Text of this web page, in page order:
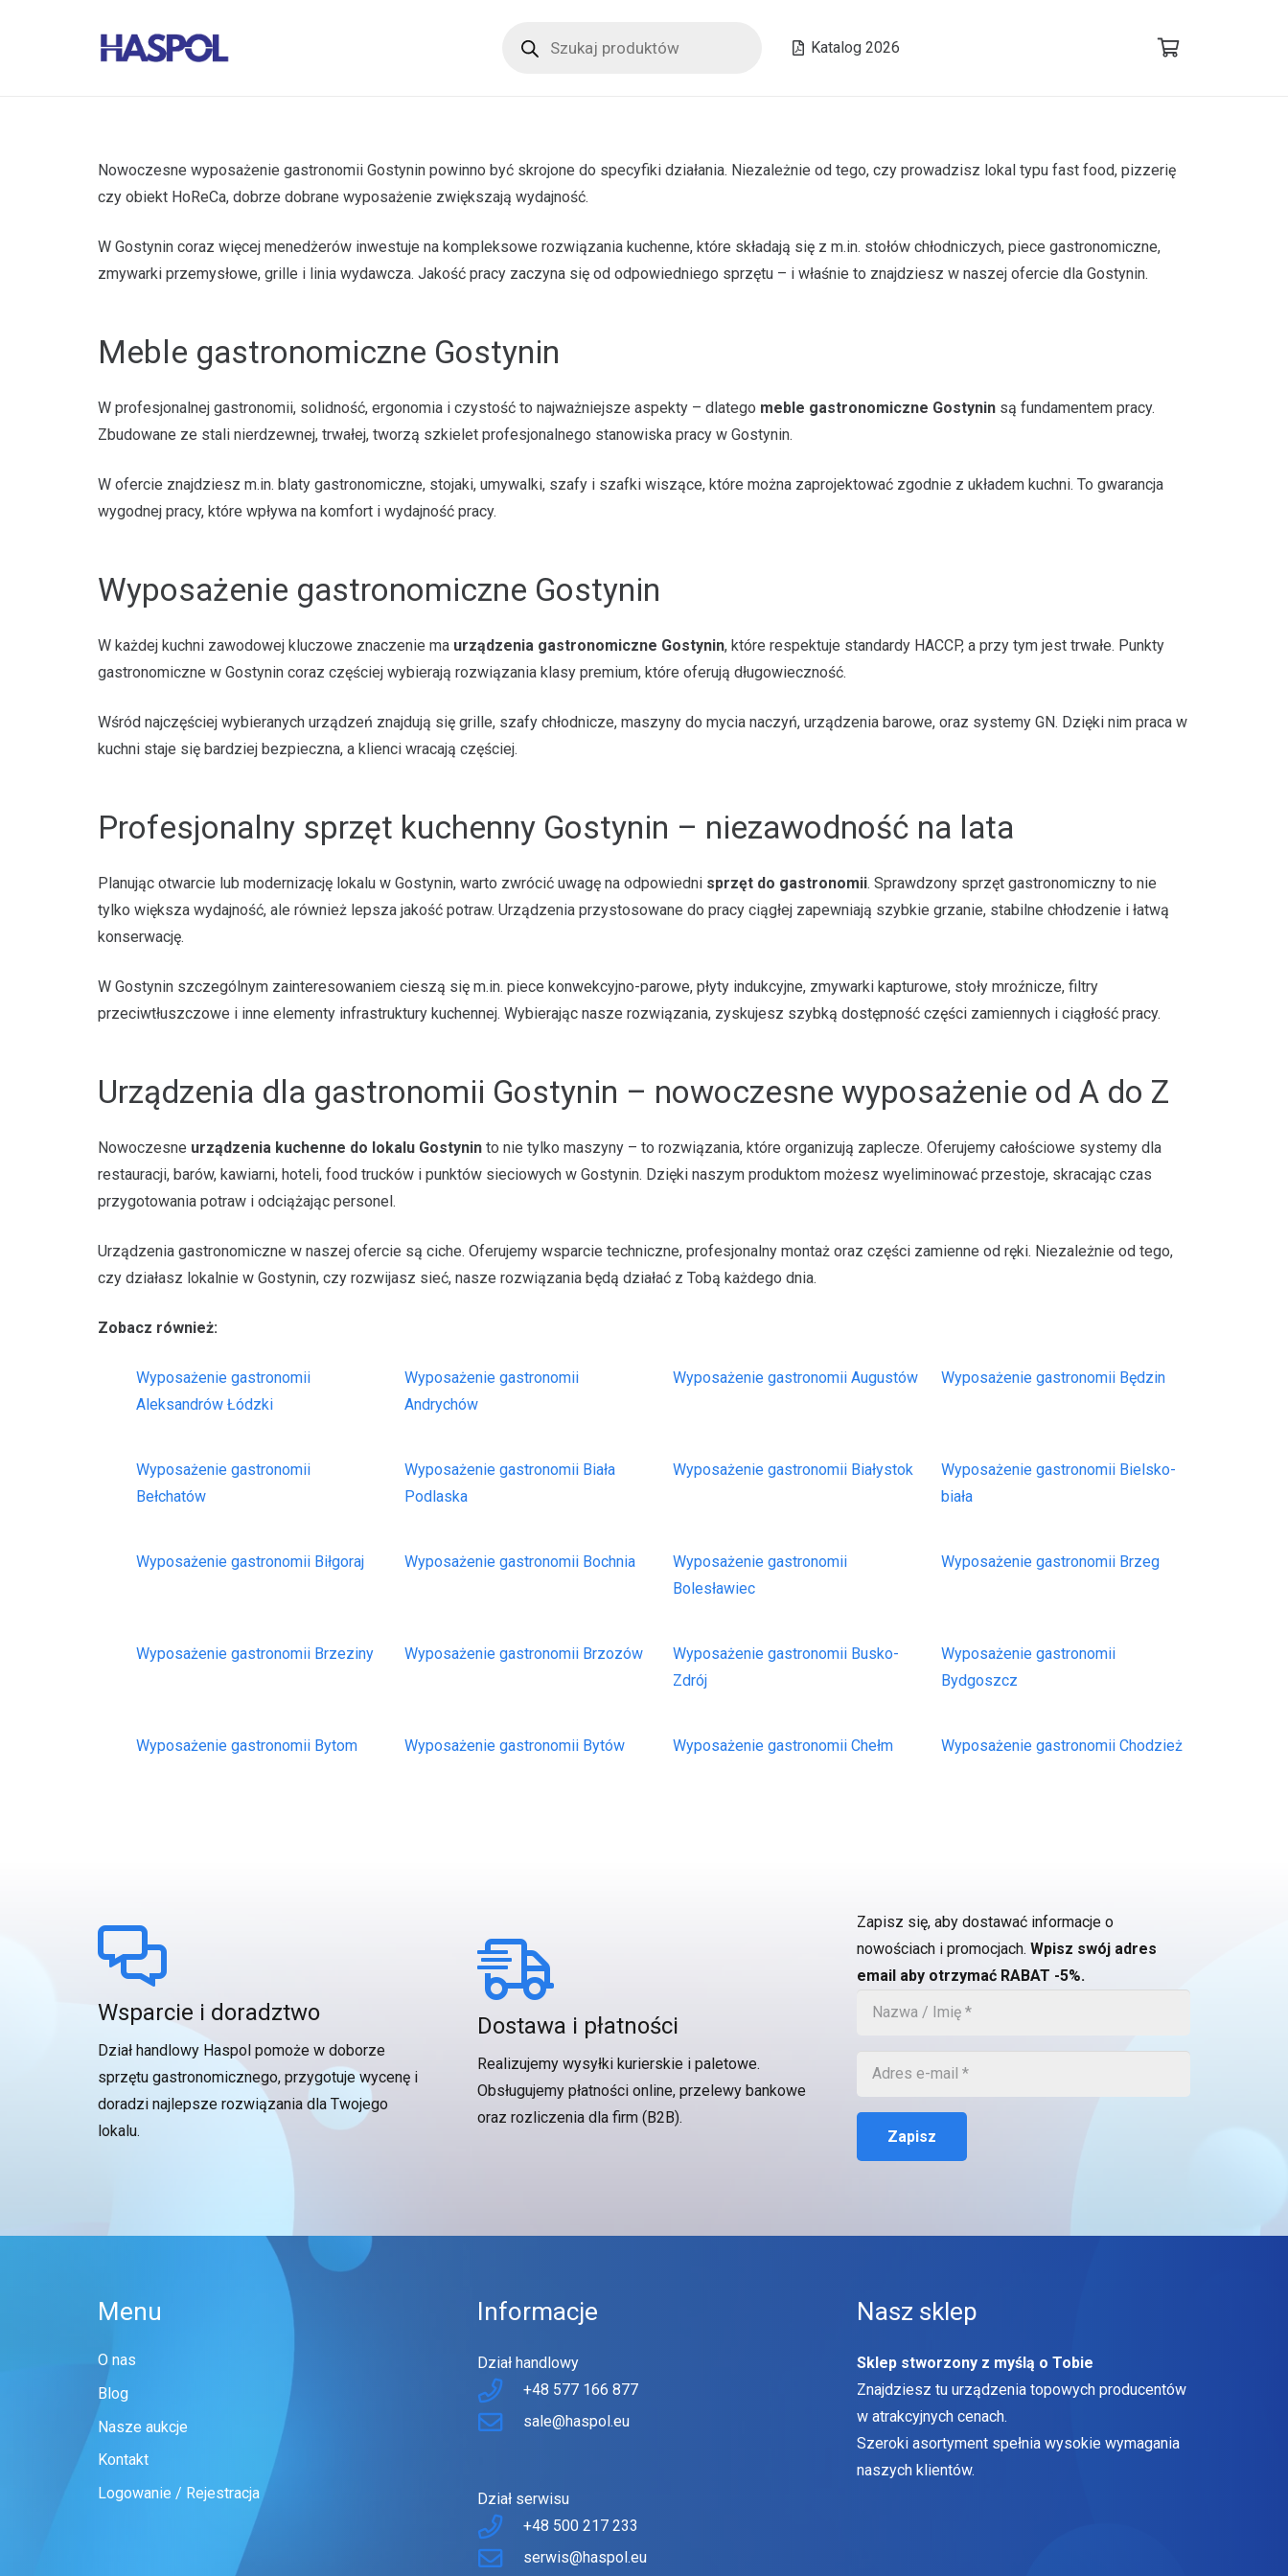
produktów
Katalog 2026
Nowoczesne wyposażenie gastronomii Gostynin powinno być skrojone do specyfiki działania. Niezależnie od tego, czy prowadzisz lokal typu fast food, pizzerię
czy obiekt HoReCa, dobrze dobrane wyposażenie zwiększają wydajność.
W Gostynin coraz więcej menedżerów inwestuje na kompleksowe rozwiązania kuchenne, które składają się z m.in. stołów chłodniczych, piece gastronomiczne,
zmywarki przemysłowe, grille i linia wydawcza. Jakość pracy zaczyna się od odpowiedniego sprzętu – i właśnie to znajdziesz w naszej ofercie dla Gostynin.
Meble gastronomiczne Gostynin
W profesjonalnej gastronomii, solidność, ergonomia i czystość to najważniejsze aspekty – dlatego meble gastronomiczne Gostynin są fundamentem pracy.
Zbudowane ze stali nierdzewnej, trwałej, tworzą szkielet profesjonalnego stanowiska pracy w Gostynin.
W ofercie znajdziesz m.in. blaty gastronomiczne, stojaki, umywalki, szafy i szafki wiszące, które można zaprojektować zgodnie z układem kuchni. To gwarancja
wygodnej pracy, które wpływa na komfort i wydajność pracy.
Wyposażenie gastronomiczne Gostynin
W każdej kuchni zawodowej kluczowe znaczenie ma urządzenia gastronomiczne Gostynin, które respektuje standardy HACCP, a przy tym jest trwałe. Punkty
gastronomiczne w Gostynin coraz częściej wybierają rozwiązania klasy premium, które oferują długowieczność.
Wśród najczęściej wybieranych urządzeń znajdują się grille, szafy chłodnicze, maszyny do mycia naczyń, urządzenia barowe, oraz systemy GN. Dzięki nim praca w
kuchni staje się bardziej bezpieczna, a klienci wracają częściej.
Profesjonalny sprzęt kuchenny Gostynin – niezawodność na lata
Planując otwarcie lub modernizację lokalu w Gostynin, warto zwrócić uwagę na odpowiedni sprzęt do gastronomii. Sprawdzony sprzęt gastronomiczny to nie
tylko większa wydajność, ale również lepsza jakość potraw. Urządzenia przystosowane do pracy ciągłej zapewniają szybkie grzanie, stabilne chłodzenie i łatwą
konserwację.
W Gostynin szczególnym zainteresowaniem cieszą się m.in. piece konwekcyjno-parowe, płyty indukcyjne, zmywarki kapturowe, stoły mroźnicze, filtry
przeciwtłuszczowe i inne elementy infrastruktury kuchennej. Wybierając nasze rozwiązania, zyskujesz szybką dostępność części zamiennych i ciągłość pracy.
Urządzenia dla gastronomii Gostynin – nowoczesne wyposażenie od A do Z
Nowoczesne urządzenia kuchenne do lokalu Gostynin to nie tylko maszyny – to rozwiązania, które organizują zaplecze. Oferujemy całościowe systemy dla
restauracji, barów, kawiarni, hoteli, food trucków i punktów sieciowych w Gostynin. Dzięki naszym produktom możesz wyeliminować przestoje, skracając czas
przygotowania potraw i odciążając personel.
Urządzenia gastronomiczne w naszej ofercie są ciche. Oferujemy wsparcie techniczne, profesjonalny montaż oraz części zamienne od ręki. Niezależnie od tego,
czy działasz lokalnie w Gostynin, czy rozwijasz sieć, nasze rozwiązania będą działać z Tobą każdego dnia.
Zobacz również:
Wyposażenie gastronomii
Aleksandrów Łódzki
Wyposażenie gastronomii
Andrychów
Wyposażenie gastronomii Augustów Wyposażenie gastronomii Będzin
Wyposażenie gastronomii
Bełchatów
Wyposażenie gastronomii Biała
Podlaska
Wyposażenie gastronomii Białystok
Wyposażenie gastronomii Bielsko-
biała
Wyposażenie gastronomii Biłgoraj Wyposażenie gastronomii Bochnia
Wyposażenie gastronomii
Bolesławiec
Wyposażenie gastronomii Brzeg
Wyposażenie gastronomii Brzeziny Wyposażenie gastronomii Brzozów
Wyposażenie gastronomii Busko-
Zdrój
Wyposażenie gastronomii
Bydgoszcz
Wyposażenie gastronomii Bytom Wyposażenie gastronomii Bytów Wyposażenie gastronomii Chełm Wyposażenie gastronomii Chodzież
Wsparcie i doradztwo
Dział handlowy Haspol pomoże w doborze
sprzętu gastronomicznego, przygotuje wycenę i
doradzi najlepsze rozwiązania dla Twojego
lokalu.
Dostawa i płatności
Realizujemy wysyłki kurierskie i paletowe.
Obsługujemy płatności online, przelewy bankowe
oraz rozliczenia dla firm (B2B).
Zapisz się, aby dostawać informacje o
nowościach i promocjach. Wpisz swój adres
email aby otrzymać RABAT -5%.
Zapisz
Menu
O nas
Blog
Nasze aukcje
Kontakt
Logowanie / Rejestracja
Informacje
Dział handlowy
+48 577 166 877
sale@haspol.eu
Dział serwisu
+48 500 217 233
serwis@haspol.eu
Nasz sklep
Sklep stworzony z myślą o Tobie
Znajdziesz tu urządzenia topowych producentów
w atrakcyjnych cenach.
Szeroki asortyment spełnia wysokie wymagania
naszych klientów.